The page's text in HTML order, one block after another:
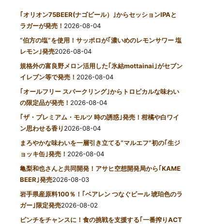
｢オリオン75BEER(ナゴビール）｣からセッションIPAと
ラガーが発売！ 2026-08-04
“伯方の塩”を使用！サッポロが｢濃いめのレモンサワー 塩
レモン｣発売2026-08-04
規格外の富良野メロン活用した｢氷結mottainai｣がセブン
イレブン等で発売！ 2026-08-04
｢オールフリー スパークリング｣からトロピカルな味わい
の限定品が発売！ 2026-08-04
｢ザ・プレミアム・モルツ 時の誘惑｣発売！柑橘や白ワイ
ン思わせる香り2026-08-04
まろやかな味わいを一層引き立てる“マルエフ”初の｢生ジ
ョッキ缶｣発売！ 2026-08-04
亀梨和也さんと共同開発！アサヒ空想開発局から｢KAME
BEER｣発売2026-08-03
岩手県産原料100％！｢ベアレン つなぐビール 琥珀色のラ
ガー｣限定発売2026-08-02
ピンチをチャンスに！食の挑戦を支援する｢一番搾りACT